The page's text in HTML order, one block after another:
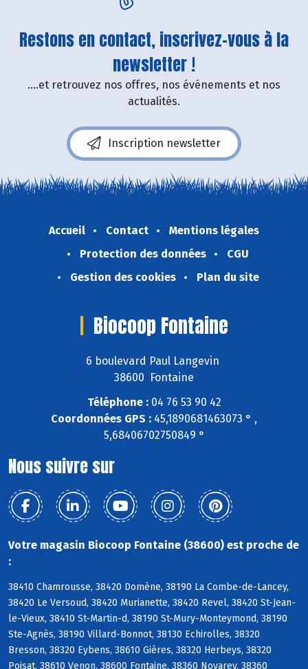
Restons en contact, inscrivez-vous à la
newsletter !
....et retrouvez nos offres, nos événements et nos
actualités.
Inscription newsletter
Accueil Contact
Mentions légales
Protection des données
CGU
Gestion des cookies
Plan du site
Biocoop Fontaine
6 boulevard Paul Langevin
38600 Fontaine
Téléphone :04 76 53 90 42
Coordonnées GPS : 45,1890681463073 ° ,
5,68406702750849 °
Nous suivre sur
Votre magasin Biocoop Fontaine (38600) est proche de
:
38410 Chamrousse, 38420 Domène, 38190 La Combe-de-Lancey,
38420 Le Versoud, 38420 Murianette, 38420 Revel, 38420 St-Jean-
le-Vieux, 38410 St-Martin-d, 38190 St-Mury-Monteymond, 38190
Ste-Agnès, 38190 Villard-Bonnot, 38130 Echirolles, 38320
Bresson, 38320 Eybens, 38610 Gières, 38320 Herbeys, 38320
Poisat, 38610 Venon, 38600 Fontaine, 38360 Noyarey, 38360